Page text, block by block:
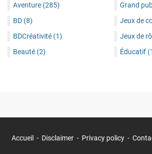
Aventure (285)
BD (8)
BDCréativité (1)
Beauté (2)
Grand
Jeux de
Jeux de
Éducatif
Accueil Disclaimer Privacy policy